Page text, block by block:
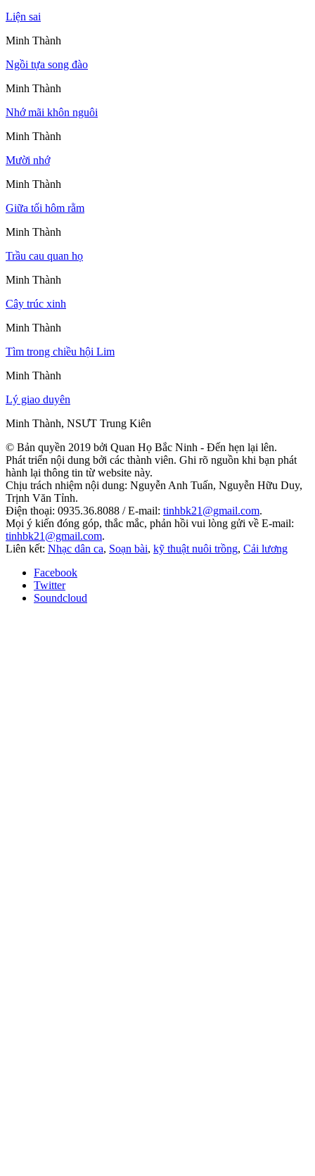
Liện sai
Minh Thành
Ngồi tựa song đào
Minh Thành
Nhớ mãi khôn nguôi
Minh Thành
Mười nhớ
Minh Thành
Giữa tối hôm rằm
Minh Thành
Trầu cau quan họ
Minh Thành
Cây trúc xinh
Minh Thành
Tìm trong chiều hội Lim
Minh Thành
Lý giao duyên
Minh Thành, NSƯT Trung Kiên
© Bản quyền 2019 bởi Quan Họ Bắc Ninh - Đến hẹn lại lên.
Phát triển nội dung bởi các thành viên. Ghi rõ nguồn khi bạn phát
hành lại thông tin từ website này.
Chịu trách nhiệm nội dung: Nguyễn Anh Tuấn, Nguyễn Hữu Duy,
Trịnh Văn Tỉnh.
Điện thoại: 0935.36.8088 / E-mail: tinhbk21@gmail.com.
Mọi ý kiến đóng góp, thắc mắc, phản hồi vui lòng gửi về E-mail:
tinhbk21@gmail.com.
Liên kết: Nhạc dân ca, Soạn bài, kỹ thuật nuôi trồng, Cải lương
Facebook
Twitter
Soundcloud